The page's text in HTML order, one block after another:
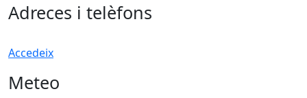
Adreces i telèfons
Accedeix
Meteo